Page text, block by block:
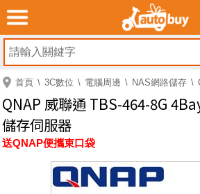
首頁 3C數位 電腦周邊 NAS網路儲存
QNAP 威聯通 TBS-464-8G
儲存伺服器
送QNAP便攜束口袋